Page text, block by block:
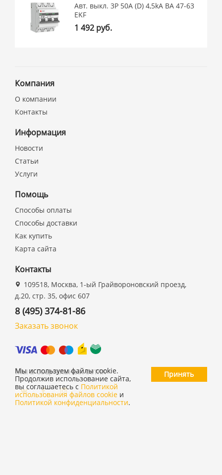
Авт. выкл. 3P 50А (D) 4,5kA ВА 47-63
EKF
1 492 руб.
Компания
О компании
Контакты
Информация
Новости
Статьи
Услуги
Помощь
Способы оплаты
Способы доставки
Как купить
Карта сайта
Контакты
109518, Москва, 1-ый Грайвороновский проезд,
д.20, стр. 35, офис 607
8 (495) 374-81-86
Заказать звонок
Мы в социальных сетях
Мы используем файлы cookie.
Продолжив использование сайта,
вы соглашаетесь с Политикой
использования файлов cookie и
Политикой конфиденциальности.
Принять